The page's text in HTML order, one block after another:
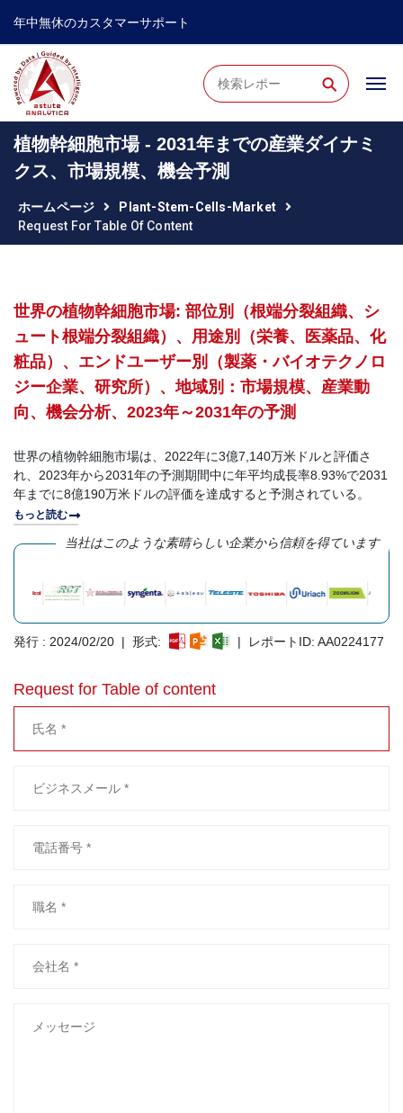
年中無休のカスタマーサポート
⚲
植物幹細胞市場 - 2031年までの産業ダイナミ
クス、市場規模、機会予測
ホームページ
Plant-Stem-Cells-Market
Request For Table Of Content
世界の植物幹細胞市場: 部位別（根端分裂組織、シ
ュート根端分裂組織）、用途別（栄養、医薬品、化
粧品）、エンドユーザー別（製薬・バイオテクノロ
ジー企業、研究所）、地域別：市場規模、産業動
向、機会分析、2023年～2031年の予測
世界の植物幹細胞市場は、2022年に3億7,140万米ドルと評価さ
れ、2023年から2031年の予測期間中に年平均成長率8.93%で2031
年までに8億190万米ドルの評価を達成すると予測されている。
もっと読む
当社はこのような素晴らしい企業から信頼を得ています
発行 : 2024/02/20 | 形式: | レポートID: AA0224177
Request for Table of content